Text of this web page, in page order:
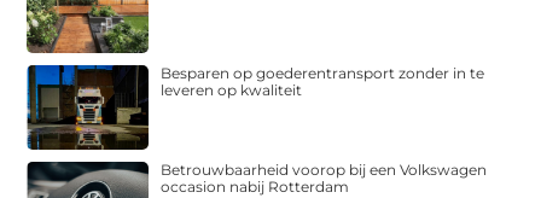
Besparen op goederentransport zonder in te
leveren op kwaliteit
Betrouwbaarheid voorop bij een Volkswagen
occasion nabij Rotterdam